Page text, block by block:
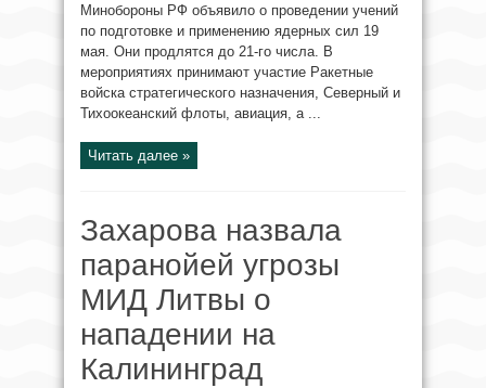
Минобороны РФ объявило о проведении учений
по подготовке и применению ядерных сил 19
мая. Они продлятся до 21-го числа. В
мероприятиях принимают участие Ракетные
войска стратегического назначения, Северный и
Тихоокеанский флоты, авиация, а ...
Читать далее »
Захарова назвала
паранойей угрозы
МИД Литвы о
нападении на
Калининград